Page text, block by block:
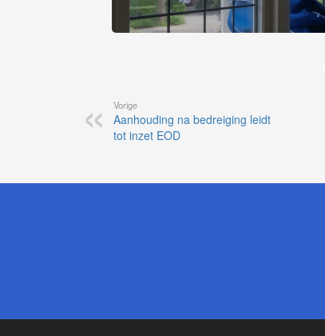
Vorige
Aanhouding na bedreiging leidt
tot inzet EOD